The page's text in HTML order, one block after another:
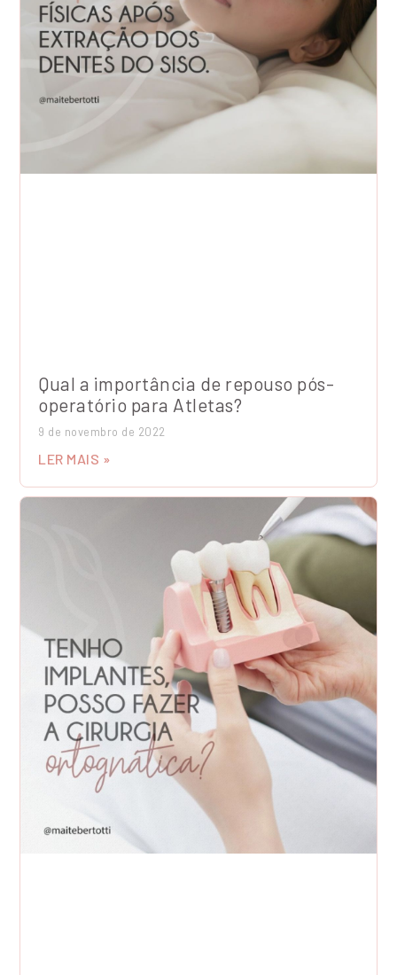
Qual a importância de repouso pós-
operatório para Atletas?
9 de novembro de 2022
LER MAIS »